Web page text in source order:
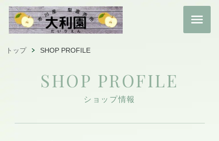
トップ SHOP PROFILE
SHOP PROFILE
ショップ情報